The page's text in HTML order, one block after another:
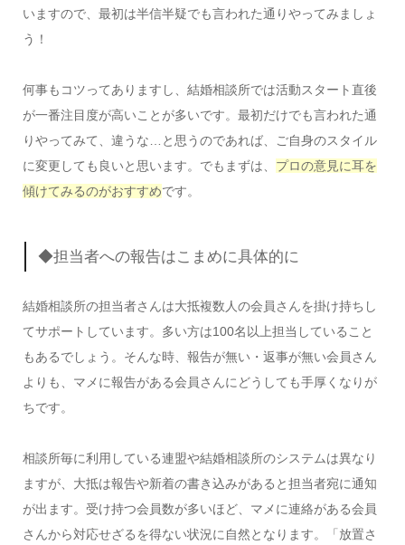
いますので、最初は半信半疑でも言われた通りやってみましょ
う！
何事もコツってありますし、結婚相談所では活動スタート直後
が一番注目度が高いことが多いです。最初だけでも言われた通
りやってみて、違うな…と思うのであれば、ご自身のスタイル
に変更しても良いと思います。でもまずは、 プロの意見に耳を
傾けてみるのがおすすめです。
◆担当者への報告はこまめに具体的に
結婚相談所の担当者さんは大抵複数人の会員さんを掛け持ちし
てサポートしています。多い方は100名以上担当していること
もあるでしょう。そんな時、報告が無い・返事が無い会員さん
よりも、マメに報告がある会員さんにどうしても手厚くなりが
ちです。
相談所毎に利用している連盟や結婚相談所のシステムは異なり
ますが、大抵は報告や新着の書き込みがあると担当者宛に通知
が出ます。受け持つ会員数が多いほど、マメに連絡がある会員
さんから対応せざるを得ない状況に自然となります。「放置さ